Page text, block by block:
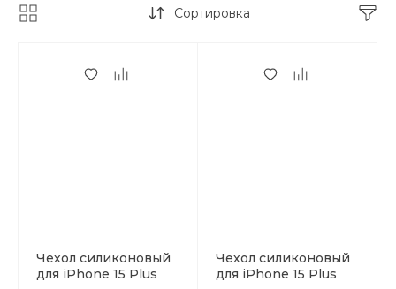
Сортировка
Чехол силиконовый
для iPhone 15 Plus
Чехол силиконовый
для iPhone 15 Plus